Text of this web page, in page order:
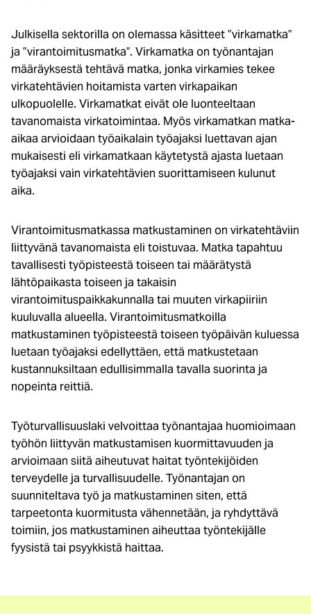
Julkisella sektorilla on olemassa käsitteet ”virkamatka”
ja ”virantoimitusmatka”. Virkamatka on työnantajan
määräyksestä tehtävä matka, jonka virkamies tekee
virkatehtävien hoitamista varten virkapaikan
ulkopuolelle. Virkamatkat eivät ole luonteeltaan
tavanomaista virkatoimintaa. Myös virkamatkan matka-
aikaa arvioidaan työaikalain työajaksi luettavan ajan
mukaisesti eli virkamatkaan käytetystä ajasta luetaan
työajaksi vain virkatehtävien suorittamiseen kulunut
aika.
Virantoimitusmatkassa matkustaminen on virkatehtäviin
liittyvänä tavanomaista eli toistuvaa. Matka tapahtuu
tavallisesti työpisteestä toiseen tai määrätystä
lähtöpaikasta toiseen ja takaisin
virantoimituspaikkakunnalla tai muuten virkapiiriin
kuuluvalla alueella. Virantoimitusmatkoilla
matkustaminen työpisteestä toiseen työpäivän kuluessa
luetaan työajaksi edellyttäen, että matkustetaan
kustannuksiltaan edullisimmalla tavalla suorinta ja
nopeinta reittiä.
Työturvallisuuslaki velvoittaa työnantajaa huomioimaan
työhön liittyvän matkustamisen kuormittavuuden ja
arvioimaan siitä aiheutuvat haitat työntekijöiden
terveydelle ja turvallisuudelle. Työnantajan on
suunniteltava työ ja matkustaminen siten, että
tarpeetonta kuormitusta vähennetään, ja ryhdyttävä
toimiin, jos matkustaminen aiheuttaa työntekijälle
fyysistä tai psyykkistä haittaa.